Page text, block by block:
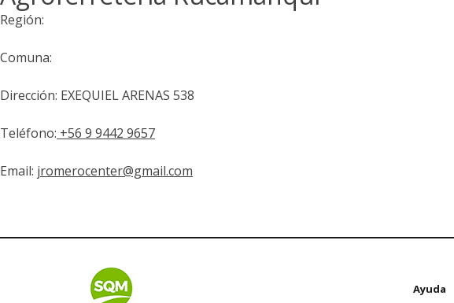
Región:
Comuna:
Dirección: EXEQUIEL ARENAS 538
Teléfono: +56 9 9442 9657
Email: jromerocenter@gmail.com
Ayuda